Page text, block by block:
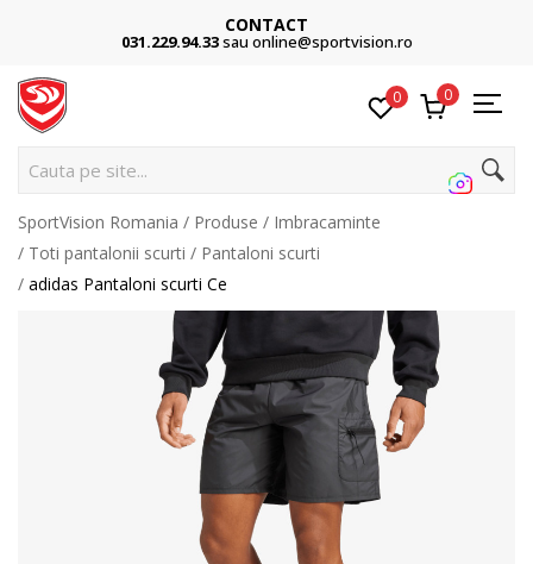
CONTACT
031.229.94.33sau online@sportvision.ro
0 0
Cauta pe site...
SportVision Romania Produse
Imbracaminte
Toti pantalonii scurti
Pantaloni scurti
adidas Pantaloni scurti Ce